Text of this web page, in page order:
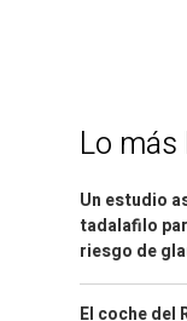
Lo
Un estudio
tadalafilo
riesgo de
El coche del